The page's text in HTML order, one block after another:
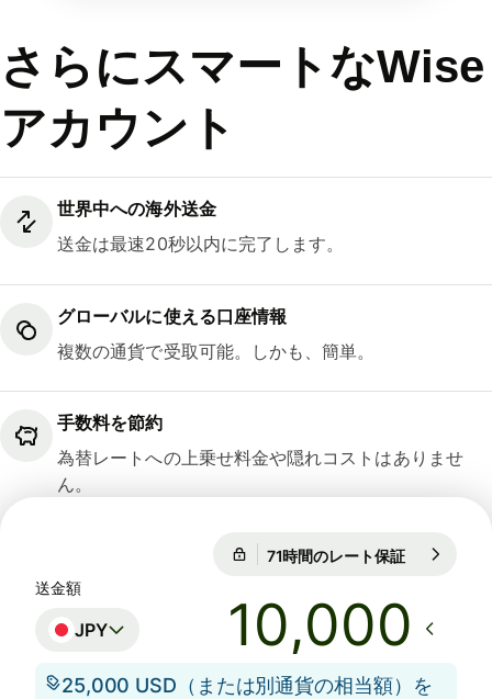
さらにスマートなWise
アカウント
世界中への海外送金
送金は最速20秒以内に完了します。
グローバルに使える口座情報
複数の通貨で受取可能。しかも、簡単。
手数料を節約
為替レートへの上乗せ料金や隠れコストはありませ
ん。
71時間のレート保証
送金額
JPY
25,000 USD（または別通貨の相当額）を